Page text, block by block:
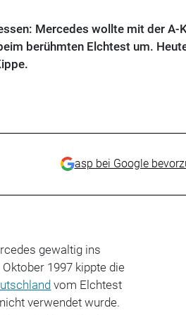
Mercedes wollte mit der A-
berühmten Elchtest um.
asp bei Google
gewaltig ins
1997 kippte die
vom Elchtest
verwendet wurde.